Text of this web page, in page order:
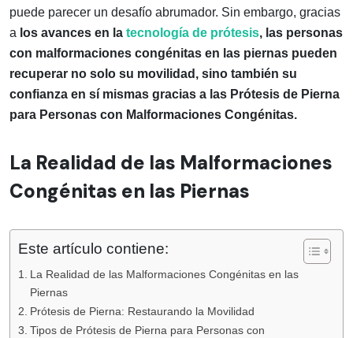
puede parecer un desafío abrumador. Sin embargo, gracias
a los avances en la tecnología de prótesis, las personas
con malformaciones congénitas en las piernas pueden
recuperar no solo su movilidad, sino también su
confianza en sí mismas gracias a las Prótesis de Pierna
para Personas con Malformaciones Congénitas.
La Realidad de las Malformaciones
Congénitas en las Piernas
Este artículo contiene:
La Realidad de las Malformaciones Congénitas en las
Piernas
Prótesis de Pierna: Restaurando la Movilidad
Tipos de Prótesis de Pierna para Personas con